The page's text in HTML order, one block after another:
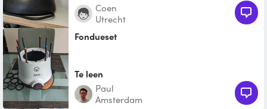
Coen
Utrecht
Fondueset
Te leen
Paul
Amsterdam